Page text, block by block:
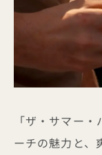
「ザ・サマー
ーチの魅力と、